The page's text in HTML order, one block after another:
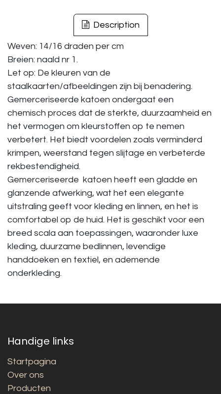
Description
Weven: 14/16 draden per cm
Breien: naald nr 1.
Let op: De kleuren van de
staalkaarten/afbeeldingen zijn bij benadering.
Gemerceriseerde katoen ondergaat een
chemisch proces dat de sterkte, duurzaamheid en
het vermogen om kleurstoffen op te nemen
verbetert. Het biedt voordelen zoals verminderd
krimpen, weerstand tegen slijtage en verbeterde
rekbestendigheid.
Gemerceriseerde katoen heeft een gladde en
glanzende afwerking, wat het een elegante
uitstraling geeft voor kleding en linnen, en het is
comfortabel op de huid. Het is geschikt voor een
breed scala aan toepassingen, waaronder luxe
kleding, duurzame bedlinnen, levendige
handdoeken en textiel, en ademende
onderkleding.
Handige links
Startpagina
Over ons
Producten